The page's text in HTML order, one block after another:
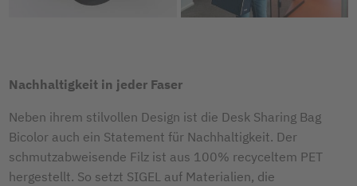
Nachhaltigkeit in jeder Faser
Neben ihrem stilvollen Design ist die Desk Sharing Bag
Bicolor auch ein Statement für Nachhaltigkeit. Der
schmutzabweisende Filz ist aus 100% recyceltem PET
hergestellt. So setzt SIGEL auf Materialien, die